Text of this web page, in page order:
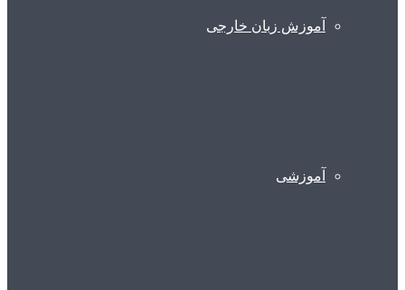
آموزش زبان خارجی
آموزشی